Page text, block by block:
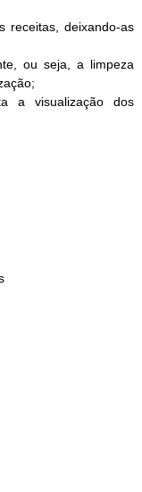
receitas, deixando-as
ou seja, a limpeza
a visualização dos